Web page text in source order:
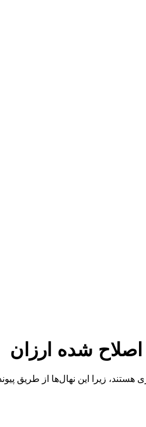
شده ارزان
زیرا این نهال‌ها از طریق